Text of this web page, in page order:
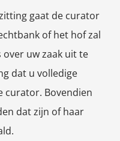
gaat de curator
of het hof zal
uw zaak uit te
dat u volledige
curator. Bovendien
dat zijn of haar